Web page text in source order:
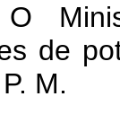
O
de
M.